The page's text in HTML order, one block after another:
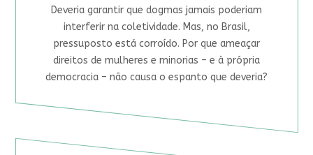
Deveria garantir que dogmas jamais poderiam
interferir na coletividade. Mas, no Brasil,
pressuposto está corroído. Por que ameaçar
direitos de mulheres e minorias – e à própria
democracia – não causa o espanto que deveria?